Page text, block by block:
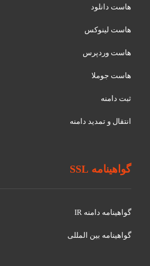
هاست دانلود
هاست لینوکس
هاست وردپرس
هاست جوملا
ثبت دامنه
انتقال و تمدید دامنه
گواهینامه SSL
گواهينامه دامنه IR
گواهينامه بین المللی